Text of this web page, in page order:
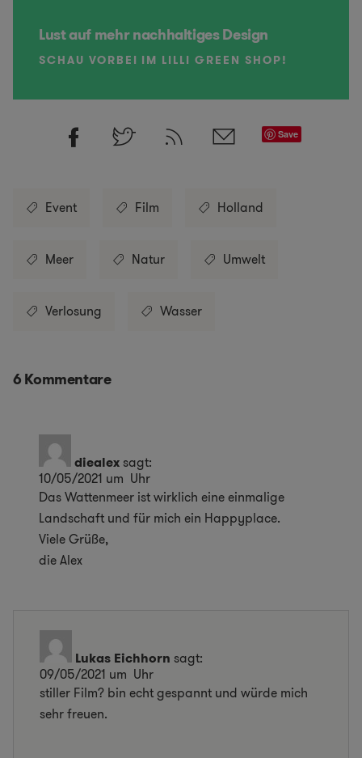
Lust auf mehr nachhaltiges Design
SCHAU VORBEI IM LILLI GREEN SHOP!
Save
Event Film Holland
Meer Natur Umwelt
Verlosung Wasser
6 Kommentare
diealexsagt:
10/05/2021 um Uhr
Das Wattenmeer ist wirklich eine einmalige
Landschaft und für mich ein Happyplace.
Viele Grüße,
die Alex
Lukas Eichhorn sagt:
09/05/2021 um Uhr
stiller Film? bin echt gespannt und würde mich
sehr freuen.